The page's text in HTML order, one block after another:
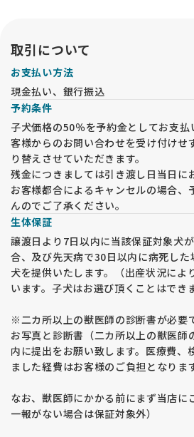
取引について
お支払い方法
現金払い、銀行振込
予約条件
子犬価格の50％を予約金としてお支
客様からのお問い合わせを受け付けせ
り替えさせていただきます。
残金につきましては引き渡し日当日に
お客様都合によるキャンセルの場合、
んのでご了承ください。
生体保証
譲渡日より7日以内に当該保証対象犬
合、及び先天病で30日以内に病死し
犬を提供いたします。（出産状況によ
います。子犬はお選び頂くことはでき
※二カ所以上の獣医師の診断書が必要
お写真と診断書（二カ所以上の獣医師
内に提出をお願い致します。医療費、
ました経費はお客様のご負担となりま
なお、獣医師にかかる前にまず当店
一報がない場合は保証対象外）